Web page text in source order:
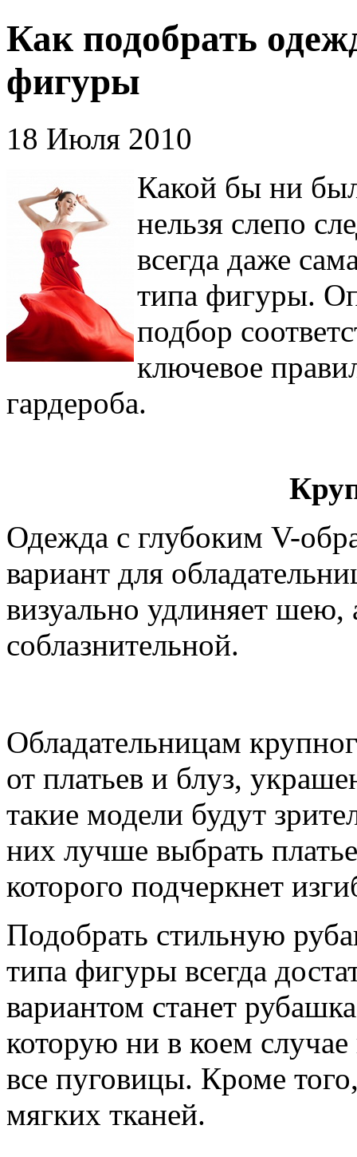
Как подобрать
фигуры
18 Июля 2010
Какой бы ни
нельзя слепо
всегда даже
типа фигуры.
подбор
ключевое
гардероба.
Одежда с глубоким V-
вариант для
визуально удлиняет шею,
соблазнительной.
Обладательницам
от платьев и блуз,
такие модели будут
них лучше выбрать
которого подчеркнет
Подобрать стильную
типа фигуры всегда
вариантом станет
которую ни в коем случае
все пуговицы. Кроме
мягких тканей.